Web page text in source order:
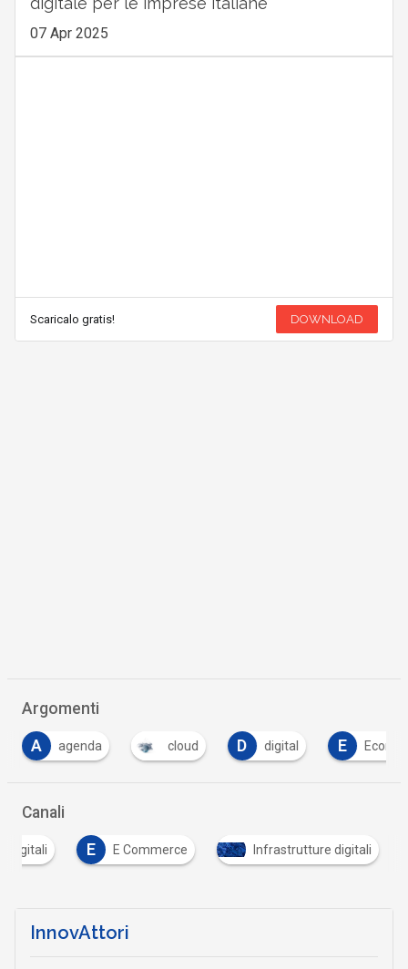
07 Apr 2025
Scaricalo gratis! DOWNLOAD
Argomenti
A agenda cloud D digital E
Canali
digitali E E Commerce Infrastrutture digitali
InnovAttori